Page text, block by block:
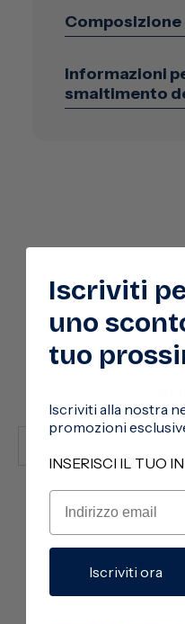
Composizione
Informazioni
smaltimento
Iscriviti
uno
tuo
Iscriviti alla nostra
promozioni
INSERISCI IL TUO
Iscriviti ora